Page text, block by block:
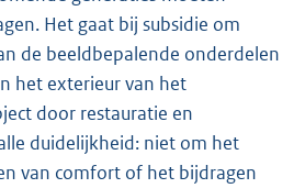
Het gaat bij subsidie om
de beeldbepalende onderdelen
het exterieur van het
door restauratie en
duidelijkheid: niet om het
van comfort of het bijdragen